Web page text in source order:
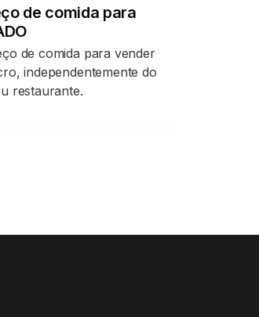
de comida para
de comida para vender
independentemente do
restaurante.